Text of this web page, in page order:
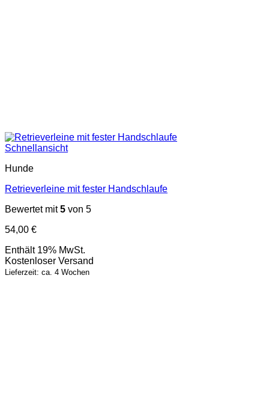
Schnellansicht
Hunde
Retrieverleine mit fester Handschlaufe
Bewertet mit5 von 5
54,00 €
Enthält 19% MwSt.
Kostenloser Versand
Lieferzeit: ca. 4 Wochen